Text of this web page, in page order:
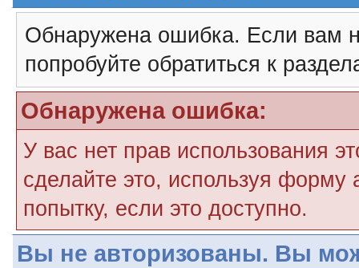
Обнаружена ошибка. Если вам
попробуйте обратиться к
Обнаружена ошибка:
У вас нет прав использования
сделайте это, используя форму
попытку, если это доступно.
Вы не авторизованы. Вы